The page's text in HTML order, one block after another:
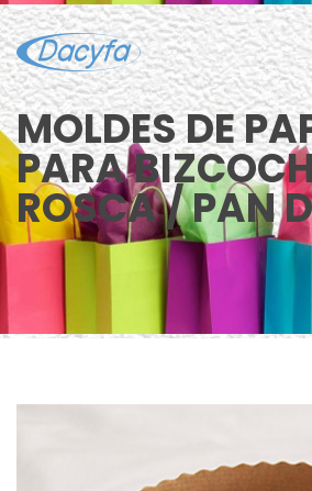
MOLDES DE
PARA
ROSCA / PAN